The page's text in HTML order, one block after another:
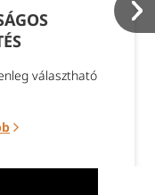
választható